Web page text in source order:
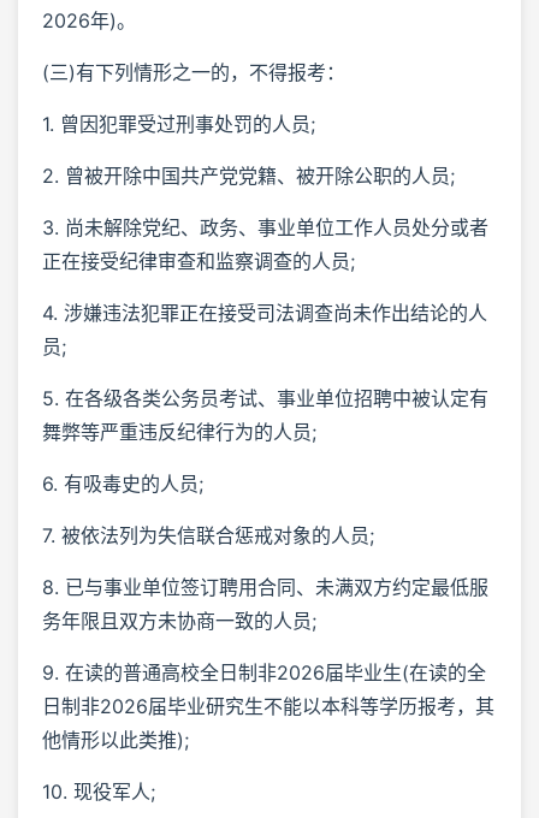
2026年)。
(三)有下列情形之一的，不得报考：
1. 曾因犯罪受过刑事处罚的人员;
2. 曾被开除中国共产党党籍、被开除公职的人员;
3. 尚未解除党纪、政务、事业单位工作人员处分或者
正在接受纪律审查和监察调查的人员;
4. 涉嫌违法犯罪正在接受司法调查尚未作出结论的人
员;
5. 在各级各类公务员考试、事业单位招聘中被认定有
舞弊等严重违反纪律行为的人员;
6. 有吸毒史的人员;
7. 被依法列为失信联合惩戒对象的人员;
8. 已与事业单位签订聘用合同、未满双方约定最低服
务年限且双方未协商一致的人员;
9. 在读的普通高校全日制非2026届毕业生(在读的全
日制非2026届毕业研究生不能以本科等学历报考，其
他情形以此类推);
10. 现役军人;